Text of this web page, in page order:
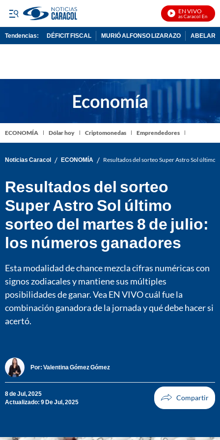
EN VIVO
Noticias Caracol En Vivo
Tendencias: DÉFICIT FISCAL MURIÓ ALFONSO LIZARAZO
ECONOMÍA Dólar hoy Criptomonedas Emprendedores
Noticias Caracol / ECONOMÍA / Resultados del sorteo Super Astro Sol último
Resultados del sorteo
Super Astro Sol último
sorteo del martes 8 de julio:
los números ganadores
Esta modalidad de chance mezcla cifras numéricas con
signos zodiacales y mantiene sus múltiples
posibilidades de ganar. Vea EN VIVO cuál fue la
combinación ganadora de la jornada y qué debe hacer si
acertó.
Por: Valentina Gómez Gómez
8 de Jul, 2025
Actualizado: 9 De Jul, 2025